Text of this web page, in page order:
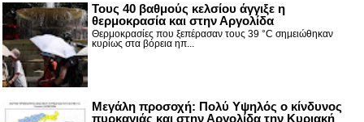
Τους 40 βαθμούς κελσίου άγγιξε η
θερμοκρασία και στην Αργολίδα
Θερμοκρασίες που ξεπέρασαν τους 39 °C σημειώθηκαν
κυρίως στα βόρεια ηπ...
Μεγάλη προσοχή: Πολύ Υψηλός ο κίνδυνος
πυρκαγιάς και στην Αργολίδα την Κυριακή